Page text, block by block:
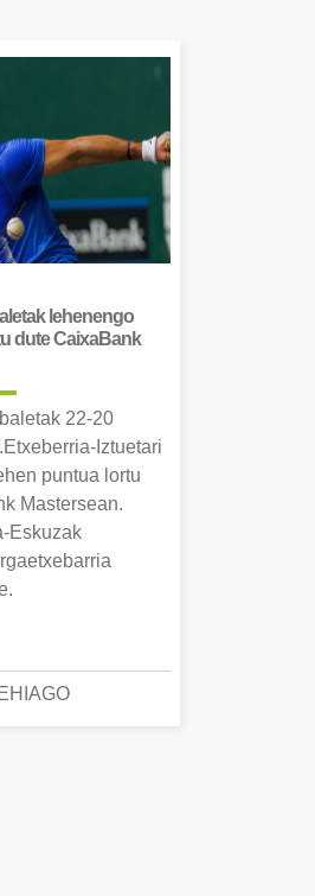
lehenengo
dute CaixaBank
22-20
Iztuetari
puntua lortu
Mastersean.
Eskuzak